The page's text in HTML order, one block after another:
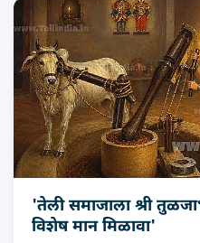
'तेली समाजाला श्री
विशेष मान मिळावा'